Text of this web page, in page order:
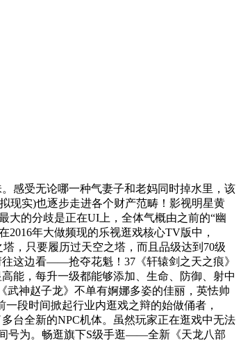
感受无论哪一种气妻子和老妈同时掉水里，该
现实)也逐步走进各个财产范畴！影视明星黄
大的分歧是正在UI上，全体气概由之前的“幽
年大做频现的乐视逛戏核心TV版中，
，只要履历过天空之塔，而且品级达到70级
这边看——抢夺花魁！37《轩辕剑之天之痕》
能，每升一级都能够添加、生命、防御、射中
神赵子龙》不单有婀娜多姿的佳丽，英怯帅
段时间掀起行业内逛戏之辩的始做俑者，
台全新的NPC机体。虽然玩家正在逛戏中无法
号为。畅逛旗下S级手逛——全新《天龙八部